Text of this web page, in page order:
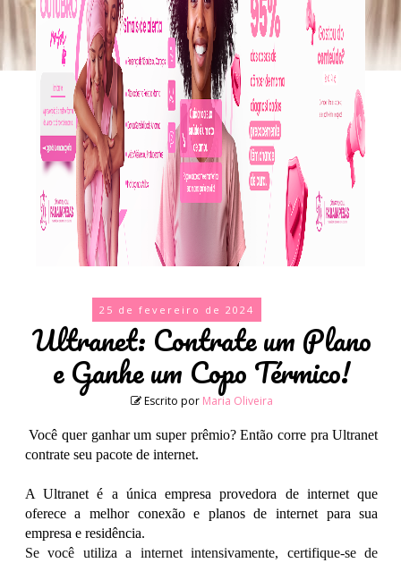
25 de fevereiro de 2024
Ultranet: Contrate um Plano
e Ganhe um Copo Térmico!
Escrito por Maria Oliveira
Você quer ganhar um super prêmio? Então corre pra Ultranet
contrate seu pacote de internet.
A Ultranet é a única empresa provedora de internet que
oferece a melhor conexão e planos de internet para sua
empresa e residência.
Se você utiliza a internet intensivamente, certifique-se de